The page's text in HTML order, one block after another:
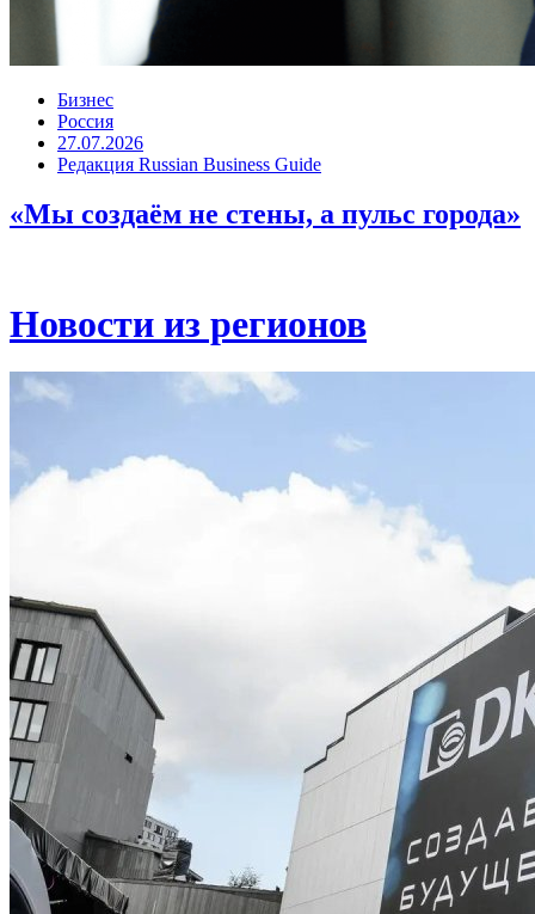
Бизнес
Россия
27.07.2026
Редакция Russian Business Guide
«Мы создаём не стены, а пульс города»
Новости из регионов